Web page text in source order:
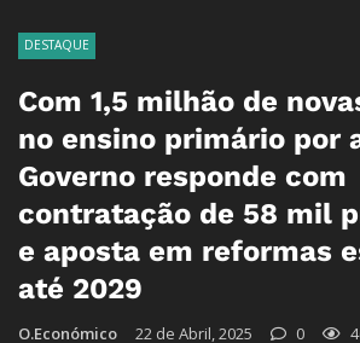
DESTAQUE
Com 1,5 milhão de
no ensino primário por
Governo responde com
contratação de 58 mil
e aposta em reformas
até 2029
O.Económico 22 de Abril, 2025 0